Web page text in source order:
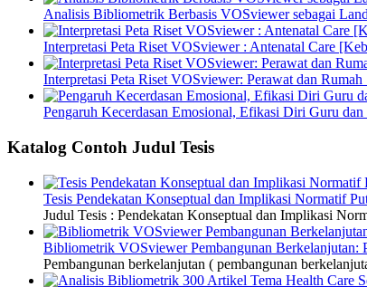
Analisis Bibliometrik Berbasis VOSviewer sebagai
Interpretasi Peta Riset VOSviewer : Antenatal Care
Interpretasi Peta Riset VOSviewer: Perawat dan Rumah
Pengaruh Kecerdasan Emosional, Efikasi Diri Guru
Katalog Contoh Judul Tesis
Tesis Pendekatan Konseptual dan Implikasi Normatif
Judul Tesis : Pendekatan Konseptual dan Implikasi
Bibliometrik VOSviewer Pembangunan Berkelanjutan:
Pembangunan berkelanjutan ( pembangunan